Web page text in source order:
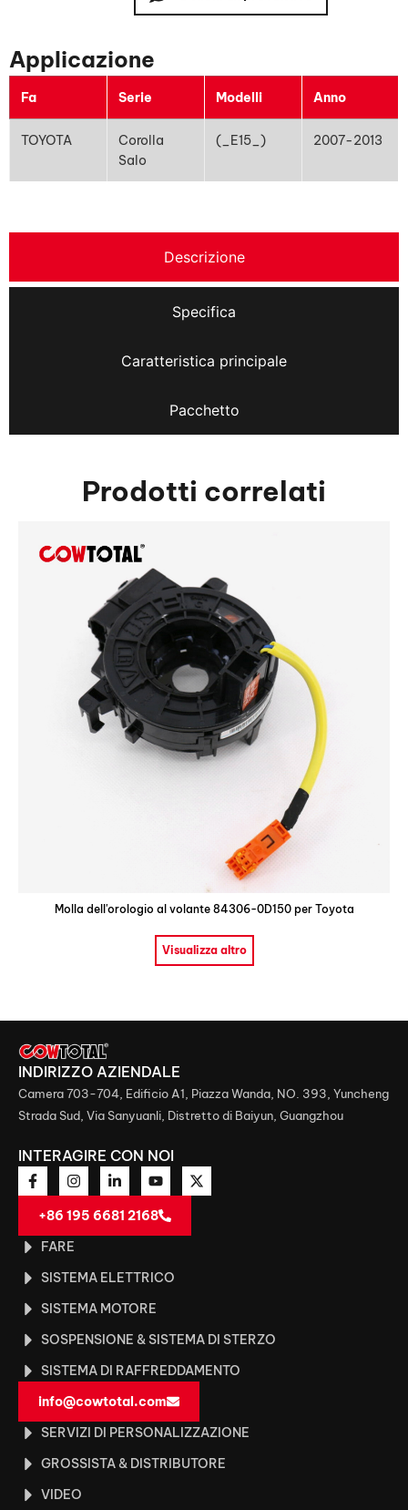
Applicazione
Fa Serie Modelli Anno
TOYOTA
Corolla
Salo
(_E15_) 2007-2013
Descrizione
Specifica
Caratteristica principale
Pacchetto
Prodotti correlati
Molla dell'orologio al volante 84306-0D150 per Toyota
Visualizza altro
INDIRIZZO AZIENDALE
Camera 703-704, Edificio A1, Piazza Wanda, NO. 393, Yuncheng
Strada Sud, Via Sanyuanli, Distretto di Baiyun, Guangzhou
INTERAGIRE CON NOI
+86 195 6681 2168
FARE
SISTEMA ELETTRICO
SISTEMA MOTORE
SOSPENSIONE & SISTEMA DI STERZO
SISTEMA DI RAFFREDDAMENTO
info@cowtotal.com
SERVIZI DI PERSONALIZZAZIONE
GROSSISTA & DISTRIBUTORE
VIDEO